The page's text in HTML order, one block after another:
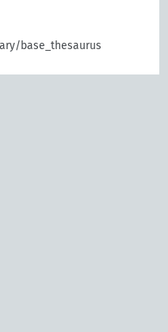
base_thesaurus